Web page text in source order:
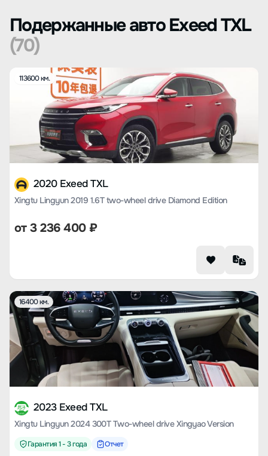
Подержанные авто Exeed TXL
(70)
113600 км.
2020 Exeed TXL
Xingtu Lingyun 2019 1.6T two-wheel drive Diamond Edition
от3 236 400₽
16400 км.
2023 Exeed TXL
Xingtu Lingyun 2024 300T Two-wheel drive Xingyao Version
Гарантия 1 - 3 года Отчет